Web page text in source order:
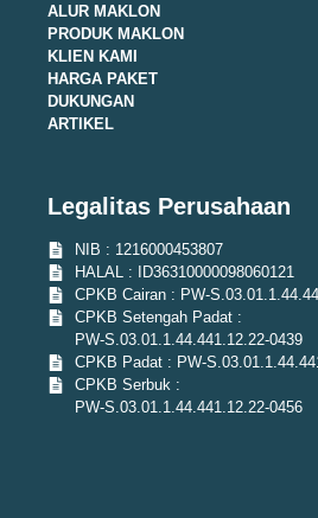
ALUR MAKLON
PRODUK MAKLON
KLIEN KAMI
HARGA PAKET
DUKUNGAN
ARTIKEL
Legalitas Perusahaan
NIB : 1216000453807
HALAL : ID36310000098060121
CPKB Cairan : PW-
CPKB Setengah Padat :
PW-S.03.01.1.44.441.12.22-0439
CPKB Padat : PW-
CPKB Serbuk :
PW-S.03.01.1.44.441.12.22-0456